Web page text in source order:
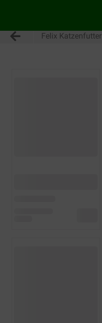
Felix Katzenfutter